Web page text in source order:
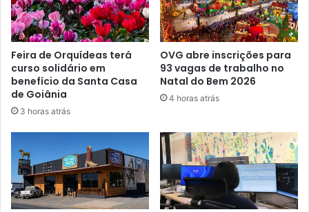
Feira de Orquídeas terá
curso solidário em
benefício da Santa Casa
de Goiânia
3 horas atrás
OVG abre inscrições para
93 vagas de trabalho no
Natal do Bem 2026
4 horas atrás